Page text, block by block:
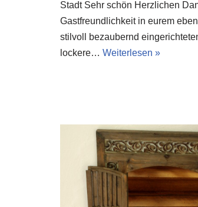
Stadt Sehr schön Herzlichen
Gastfreundlichkeit in eurem
stilvoll bezaubernd
lockere… Weiterlesen »